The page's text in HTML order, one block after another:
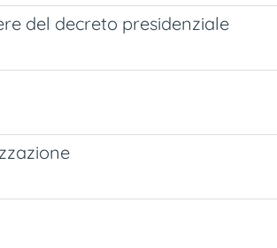
del decreto presidenziale